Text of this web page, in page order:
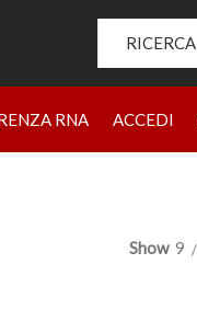
RNA ACCEDI
CHI SIAMO BRAND
Show 9